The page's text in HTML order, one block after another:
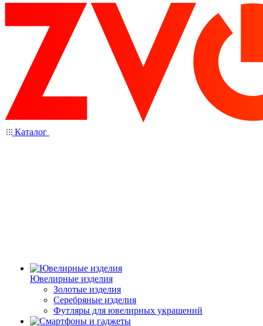
Каталог
Ювелирные изделия
Золотые изделия
Серебряные изделия
Футляры для ювелирных украшений